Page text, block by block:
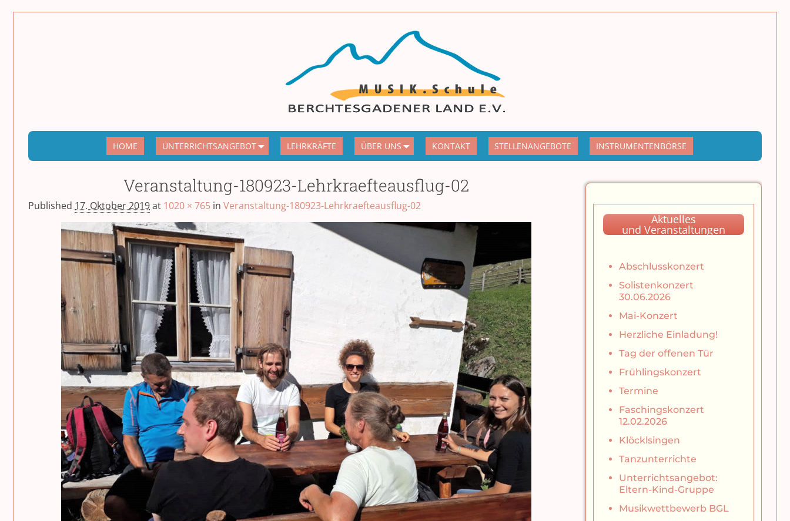
HOME UNTERRICHTSANGEBOT LEHRKRÄFTE ÜBER UNS KONTAKT STELLENANGEBOTE INSTRUMENTENBÖRSE
Veranstaltung-180923-Lehrkraefteausflug-02
Published 17. Oktober 2019at 1020 × 765 in Veranstaltung-180923-Lehrkraefteausflug-02
Aktuelles
und Veranstaltungen
Abschlusskonzert
Solistenkonzert
30.06.2026
Mai-Konzert
Herzliche Einladung!
Tag der offenen Tür
Frühlingskonzert
Termine
Faschingskonzert
12.02.2026
Klöcklsingen
Tanzunterrichte
Unterrichtsangebot:
Eltern-Kind-Gruppe
Musikwettbewerb BGL